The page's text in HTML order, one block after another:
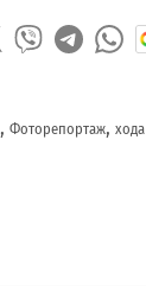
,Фоторепортаж,хода